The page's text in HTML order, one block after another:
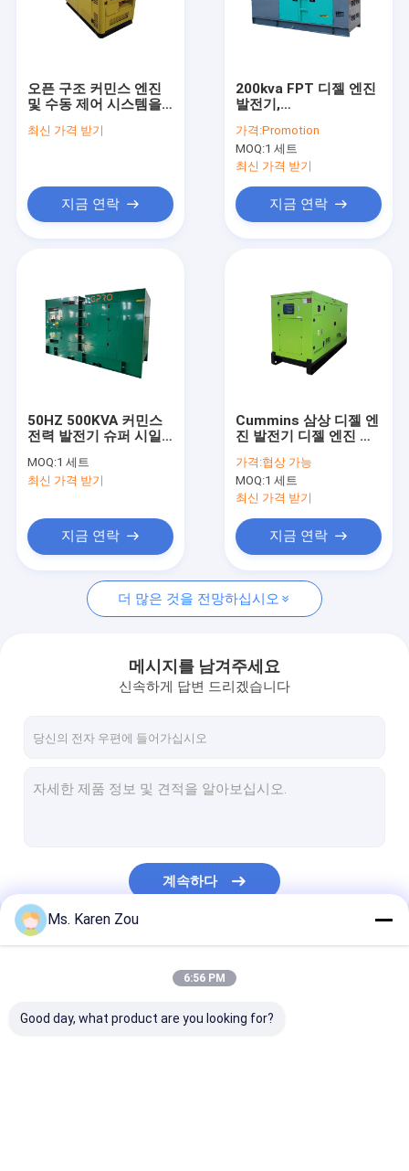
비디오
우리 에 관한 것
인용 을 요청 하십시오
디젤 엔진 발전기 세트
침묵하는 발전기 세트
양동 디젤 엔진 발전기
마린 디젤 발전기
퍼킨스 디젤 발전기
이동할 수 있는 등대
오픈 구조 커민스 엔진
및 수동 제어 시스템을
최신 가격 받기
지금 연락
200kva FPT 디젤 엔진
발전기,
발전기를 가진 임대 발
전기
가격:Promotion
MOQ:1 세트
최신 가격 받기
지금 연락
50HZ 500KVA 커민스
전력 발전기 슈퍼 시일
ISO14001
MOQ:1 세트
최신 가격 받기
지금 연락
Cummins 삼상 디젤 엔
진 발전기 디젤 엔진 발
125kva
가격:협상 가능
MOQ:1 세트
최신 가격 받기
지금 연락
더 많은 것을 전망하십시오
메시지를 남겨주세요
신속하게 답변 드리겠습니다
계속하다
Ms. Karen Zou
6:56 PM
Good day, what product are you looking for?